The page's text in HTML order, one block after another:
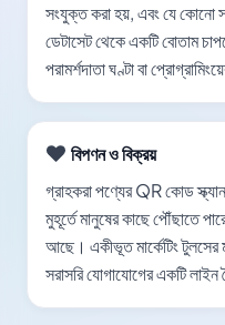
সংযুক্ত করা হয়, এবং যে কোনো
ডেটাসেট থেকে একটি বোতাম
পরামর্শদাতা ঘণ্টা বা
বিপণন ও বিক্রয়
গ্রাহকরা পণ্যের QR কোড
মুহূর্তে মানুষের কাছে পৌঁছাতে
আছে। একীভূত মার্কেটিং টুলসের
সরাসরি যোগাযোগের একটি লাইন